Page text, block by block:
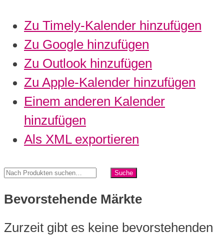
Zu Timely-Kalender hinzufügen
Zu Google hinzufügen
Zu Outlook hinzufügen
Zu Apple-Kalender hinzufügen
Einem anderen Kalender
hinzufügen
Als XML exportieren
Bevorstehende Märkte
Zurzeit gibt es keine bevorstehenden